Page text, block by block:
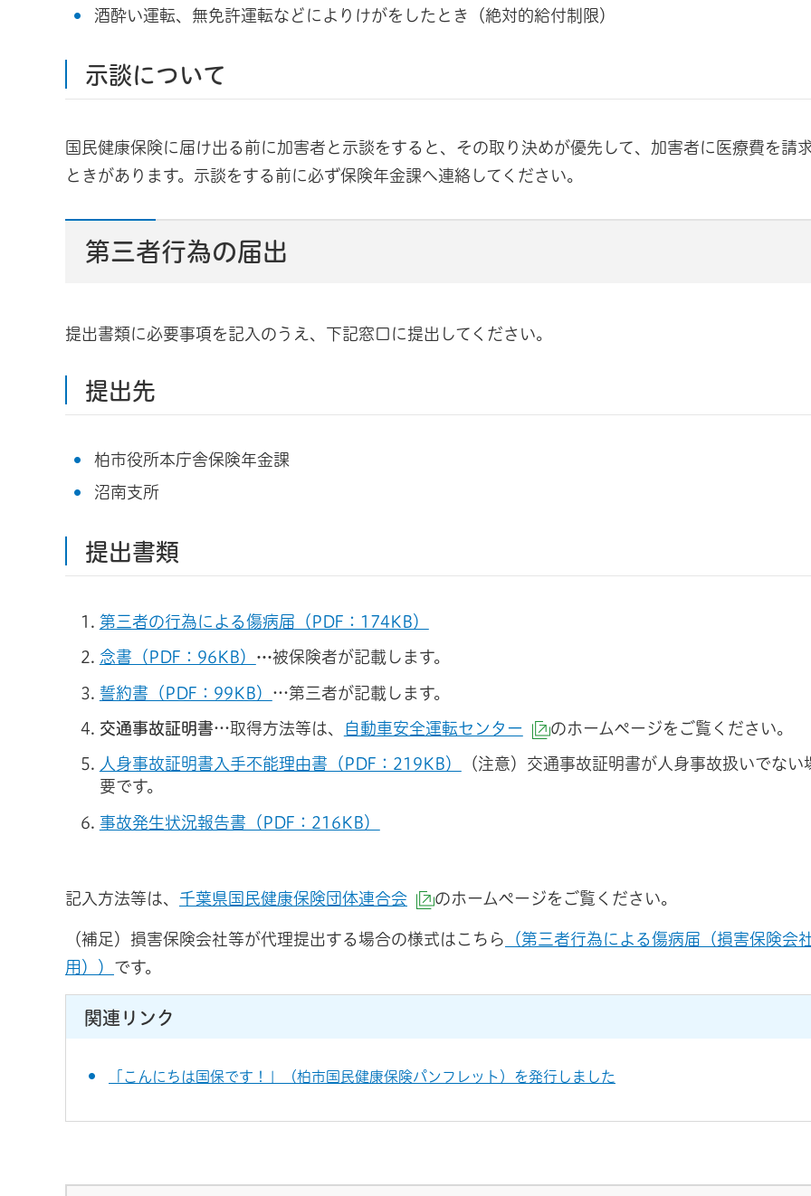
酒酔い運転、無免許運転などによりけがをしたとき（絶対的給付制限）
示談について
国民健康保険に届け出る前に加害者と示談をすると、その取り決めが優先して、加害者に医療費を請
ときがあります。示談をする前に必ず保険年金課へ連絡してください。
第三者行為の届出
提出書類に必要事項を記入のうえ、下記窓口に提出してください。
提出先
柏市役所本庁舎保険年金課
沼南支所
提出書類
第三者の行為による傷病届（PDF：174KB）
念書（PDF：96KB） …被保険者が記載します。
誓約書（PDF：99KB） …第三者が記載します。
交通事故証明書…取得方法等は、 自動車安全運転センター （外部サイトへリンク）
のホームページをご覧ください。
人身事故証明書入手不能理由書（PDF：219KB）
（注意）交通事故証明書が人身事故扱いでない
要です。
事故発生状況報告書（PDF：216KB）
記入方法等は、 千葉県国民健康保険団体連合会 （外部サイトへリンク）
のホームページをご覧ください。
（補足）損害保険会社等が代理提出する場合の様式はこちら
（第三者行為による傷病届（損害保険会
用）） です。
関連リンク
「こんにちは国保です！」（柏市国民健康保険パンフレット）を発行しました